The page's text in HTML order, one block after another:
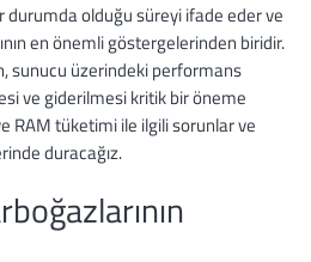
durumda olduğu süreyi ifade eder ve
en önemli göstergelerinden biridir.
sunucu üzerindeki performans
ve giderilmesi kritik bir öneme
RAM tüketimi ile ilgili sorunlar ve
duracağız.